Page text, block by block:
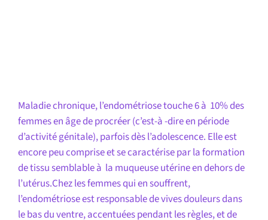
Maladie chronique, l’endométriose touche 6 à 10% des
femmes en âge de procréer (c’est-à -dire en période
d’activité génitale), parfois dès l’adolescence. Elle est
encore peu comprise et se caractérise par la formation
de tissu semblable à la muqueuse utérine en dehors de
l’utérus.Chez les femmes qui en souffrent,
l’endométriose est responsable de vives douleurs dans
le bas du ventre, accentuées pendant les règles, et de